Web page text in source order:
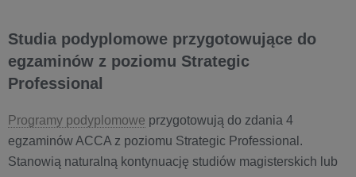
Studia podyplomowe przygotowujące do
egzaminów z poziomu Strategic
Professional
Programy podyplomowe przygotowują do zdania 4
egzaminów ACCA z poziomu Strategic Professional.
Stanowią naturalną kontynuację studiów magisterskich lub